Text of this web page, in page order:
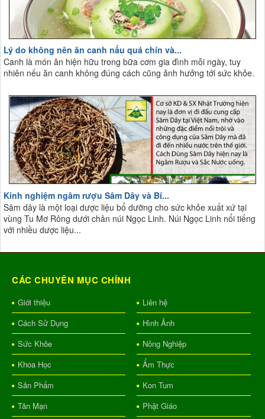
Lý do không nên ăn canh nấu quá chín và...
Canh là món ăn hiện hữu trong bữa cơm gia đình mỗi ngày, tuy
nhiên nếu ăn canh không đúng cách cũng ảnh hưởng tới sức khỏe.
Kinh nghiệm ngâm rượu Sâm Dây và Bí...
Sâm dây là một loại dược liệu bổ dưỡng cho sức khỏe xuất xứ tại
vùng Tu Mơ Rông dưới chân núi Ngọc Linh. Núi Ngọc Linh nổi tiếng
với nhiều dược liệu...
CÁC CHUYÊN MỤC CHÍNH
Giới thiệu
Liên hệ
Cách Sử Dụng
Hình Ảnh
Sức Khỏe
Nông Nghiệp
Khoa Học
Ẩm Thực
Sản Phẩm
Kon Tum
Tản Mạn
Phật Giáo